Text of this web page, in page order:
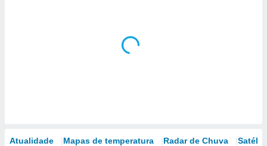
Atualidade Mapas de temperatura Radar de Chuva